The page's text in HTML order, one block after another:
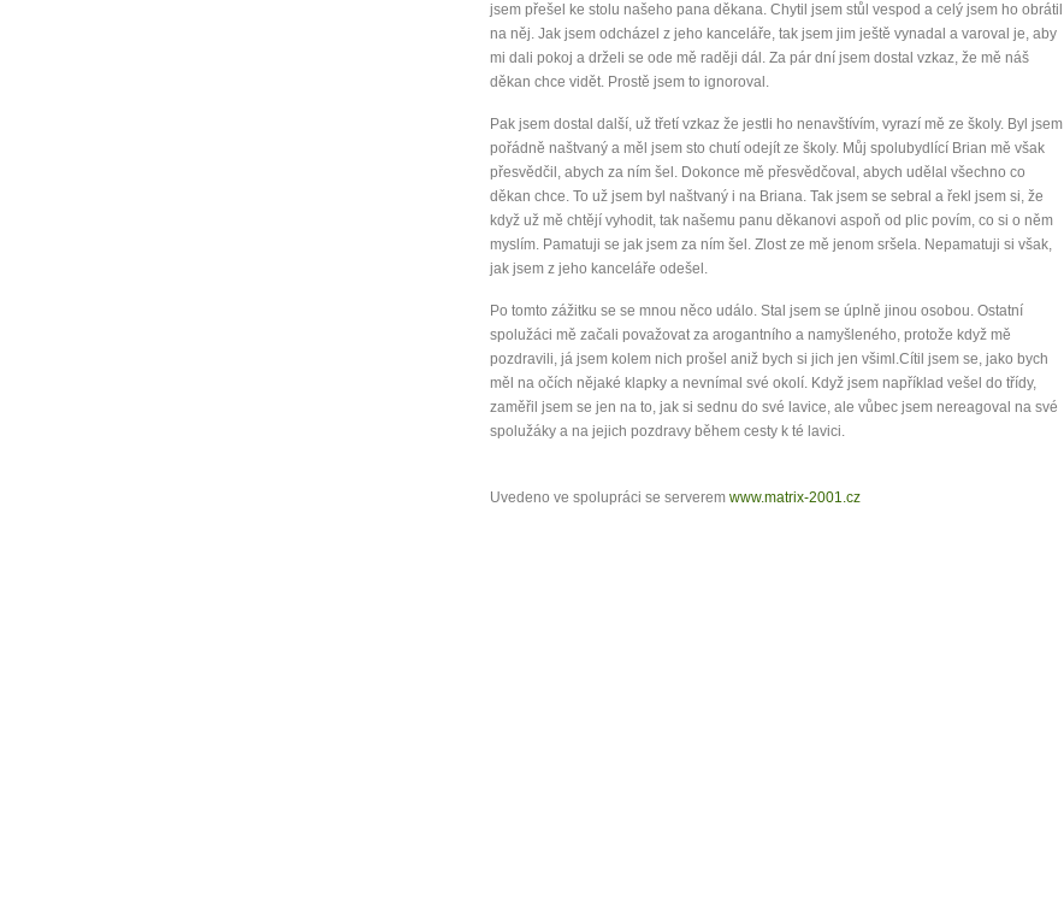
jsem přešel ke stolu našeho pana děkana. Chytil jsem stůl vespod a celý jsem ho obrátil
na něj. Jak jsem odcházel z jeho kanceláře, tak jsem jim ještě vynadal a varoval je, aby
mi dali pokoj a drželi se ode mě raději dál. Za pár dní jsem dostal vzkaz, že mě náš
děkan chce vidět. Prostě jsem to ignoroval.
Pak jsem dostal další, už třetí vzkaz že jestli ho nenavštívím, vyrazí mě ze školy. Byl jsem
pořádně naštvaný a měl jsem sto chutí odejít ze školy. Můj spolubydlící Brian mě však
přesvědčil, abych za ním šel. Dokonce mě přesvědčoval, abych udělal všechno co
děkan chce. To už jsem byl naštvaný i na Briana. Tak jsem se sebral a řekl jsem si, že
když už mě chtějí vyhodit, tak našemu panu děkanovi aspoň od plic povím, co si o něm
myslím. Pamatuji se jak jsem za ním šel. Zlost ze mě jenom sršela. Nepamatuji si však,
jak jsem z jeho kanceláře odešel.
Po tomto zážitku se se mnou něco událo. Stal jsem se úplně jinou osobou. Ostatní
spolužáci mě začali považovat za arogantního a namyšleného, protože když mě
pozdravili, já jsem kolem nich prošel aniž bych si jich jen všiml.Cítil jsem se, jako bych
měl na očích nějaké klapky a nevnímal své okolí. Když jsem například vešel do třídy,
zaměřil jsem se jen na to, jak si sednu do své lavice, ale vůbec jsem nereagoval na své
spolužáky a na jejich pozdravy během cesty k té lavici.
Uvedeno ve spolupráci se serverem www.matrix-2001.cz